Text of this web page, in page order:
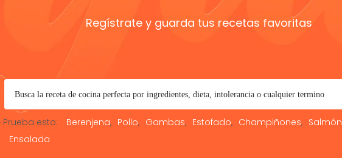
Regístrate y guarda tus recetas favoritas
Prueba esto: Berenjena Pollo Gambas Estofado Champiñones Salmón
Ensalada